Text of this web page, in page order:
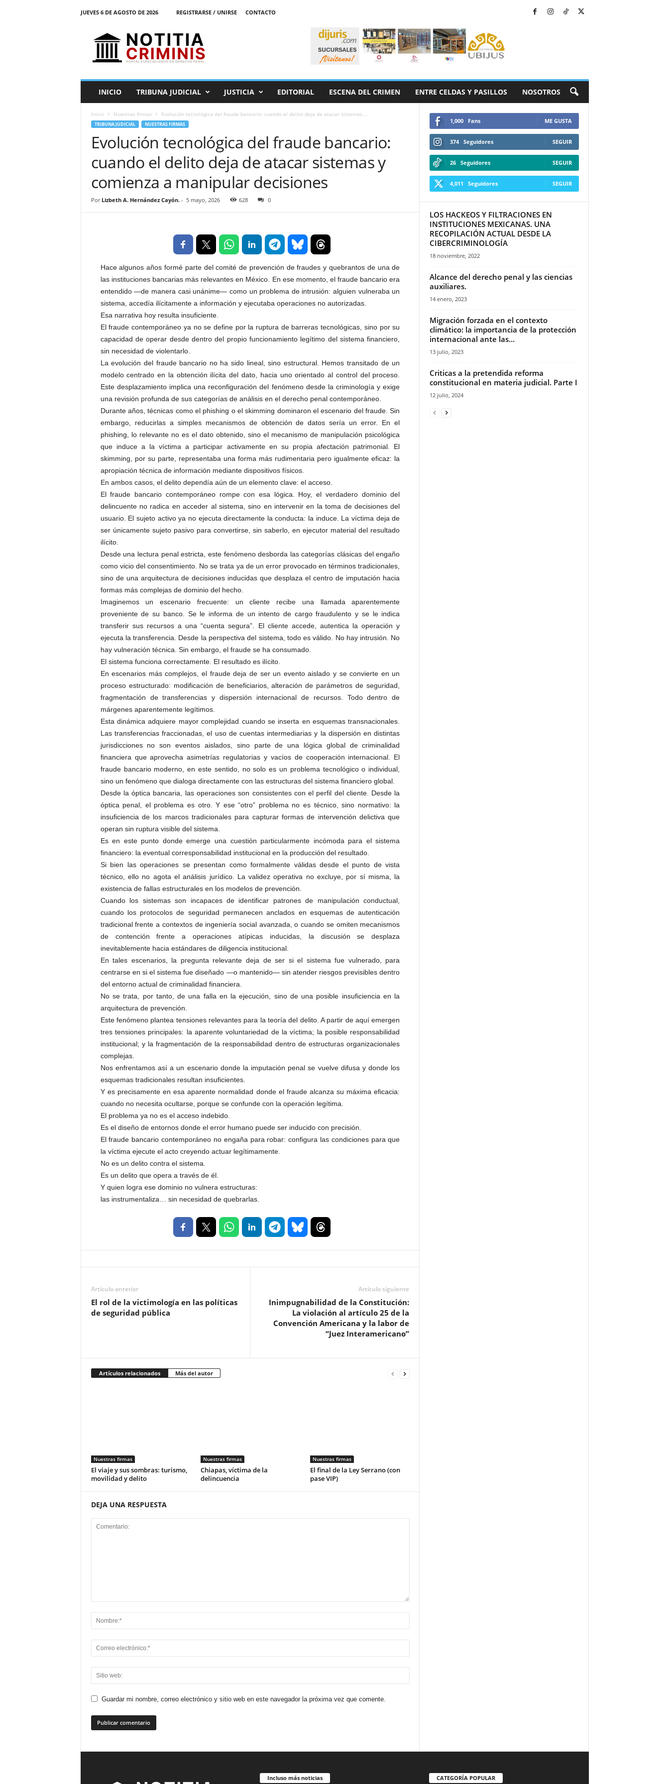
JUEVES 6 DE AGOSTO DE 2026 REGISTRARSE / UNIRSE
CONTACTO
o
INICIO TRIBUNA JUDICIAL JUSTICIA EDITORIAL ESCENA DEL CRIMEN ENTRE CELDAS Y PASILLOS NOSOTROS
Inicio Nuestras firmas Evolución tecnológica del fraude bancario: cuando el delito deja de atacar sistemas...
TRIBUNA JUDICIAL NUESTRAS FIRMAS
Evolución tecnológica del fraude bancario:
cuando el delito deja de atacar sistemas y
comienza a manipular decisiones
Por Lizbeth A. Hernández Cayón.- 5 mayo, 2026 628 0
Hace algunos años formé parte del comité de prevención de fraudes y quebrantos de una de
las instituciones bancarias más relevantes en México. En ese momento, el fraude bancario era
entendido —de manera casi unánime— como un problema de intrusión: alguien vulneraba un
sistema, accedía ilícitamente a información y ejecutaba operaciones no autorizadas.
Esa narrativa hoy resulta insuficiente.
El fraude contemporáneo ya no se define por la ruptura de barreras tecnológicas, sino por su
capacidad de operar desde dentro del propio funcionamiento legítimo del sistema financiero,
sin necesidad de violentarlo.
La evolución del fraude bancario no ha sido lineal, sino estructural. Hemos transitado de un
modelo centrado en la obtención ilícita del dato, hacia uno orientado al control del proceso.
Este desplazamiento implica una reconfiguración del fenómeno desde la criminología y exige
una revisión profunda de sus categorías de análisis en el derecho penal contemporáneo.
Durante años, técnicas como el phishing o el skimming dominaron el escenario del fraude. Sin
embargo, reducirlas a simples mecanismos de obtención de datos sería un error. En el
phishing, lo relevante no es el dato obtenido, sino el mecanismo de manipulación psicológica
que induce a la víctima a participar activamente en su propia afectación patrimonial. El
skimming, por su parte, representaba una forma más rudimentaria pero igualmente eficaz: la
apropiación técnica de información mediante dispositivos físicos.
En ambos casos, el delito dependía aún de un elemento clave: el acceso.
El fraude bancario contemporáneo rompe con esa lógica. Hoy, el verdadero dominio del
delincuente no radica en acceder al sistema, sino en intervenir en la toma de decisiones del
usuario. El sujeto activo ya no ejecuta directamente la conducta: la induce. La víctima deja de
ser únicamente sujeto pasivo para convertirse, sin saberlo, en ejecutor material del resultado
ilícito.
Desde una lectura penal estricta, este fenómeno desborda las categorías clásicas del engaño
como vicio del consentimiento. No se trata ya de un error provocado en términos tradicionales,
sino de una arquitectura de decisiones inducidas que desplaza el centro de imputación hacia
formas más complejas de dominio del hecho.
Imaginemos un escenario frecuente: un cliente recibe una llamada aparentemente
proveniente de su banco. Se le informa de un intento de cargo fraudulento y se le indica
transferir sus recursos a una “cuenta segura”. El cliente accede, autentica la operación y
ejecuta la transferencia. Desde la perspectiva del sistema, todo es válido. No hay intrusión. No
hay vulneración técnica. Sin embargo, el fraude se ha consumado.
El sistema funciona correctamente. El resultado es ilícito.
En escenarios más complejos, el fraude deja de ser un evento aislado y se convierte en un
proceso estructurado: modificación de beneficiarios, alteración de parámetros de seguridad,
fragmentación de transferencias y dispersión internacional de recursos. Todo dentro de
márgenes aparentemente legítimos.
Esta dinámica adquiere mayor complejidad cuando se inserta en esquemas transnacionales.
Las transferencias fraccionadas, el uso de cuentas intermediarias y la dispersión en distintas
jurisdicciones no son eventos aislados, sino parte de una lógica global de criminalidad
financiera que aprovecha asimetrías regulatorias y vacíos de cooperación internacional. El
fraude bancario moderno, en este sentido, no solo es un problema tecnológico o individual,
sino un fenómeno que dialoga directamente con las estructuras del sistema financiero global.
Desde la óptica bancaria, las operaciones son consistentes con el perfil del cliente. Desde la
óptica penal, el problema es otro. Y ese “otro” problema no es técnico, sino normativo: la
insuficiencia de los marcos tradicionales para capturar formas de intervención delictiva que
operan sin ruptura visible del sistema.
Es en este punto donde emerge una cuestión particularmente incómoda para el sistema
financiero: la eventual corresponsabilidad institucional en la producción del resultado.
Si bien las operaciones se presentan como formalmente válidas desde el punto de vista
técnico, ello no agota el análisis jurídico. La validez operativa no excluye, por sí misma, la
existencia de fallas estructurales en los modelos de prevención.
Cuando los sistemas son incapaces de identificar patrones de manipulación conductual,
cuando los protocolos de seguridad permanecen anclados en esquemas de autenticación
tradicional frente a contextos de ingeniería social avanzada, o cuando se omiten mecanismos
de contención frente a operaciones atípicas inducidas, la discusión se desplaza
inevitablemente hacia estándares de diligencia institucional.
En tales escenarios, la pregunta relevante deja de ser si el sistema fue vulnerado, para
centrarse en si el sistema fue diseñado —o mantenido— sin atender riesgos previsibles dentro
del entorno actual de criminalidad financiera.
No se trata, por tanto, de una falla en la ejecución, sino de una posible insuficiencia en la
arquitectura de prevención.
Este fenómeno plantea tensiones relevantes para la teoría del delito. A partir de aquí emergen
tres tensiones principales: la aparente voluntariedad de la víctima; la posible responsabilidad
institucional; y la fragmentación de la responsabilidad dentro de estructuras organizacionales
complejas.
Nos enfrentamos así a un escenario donde la imputación penal se vuelve difusa y donde los
esquemas tradicionales resultan insuficientes.
Y es precisamente en esa aparente normalidad donde el fraude alcanza su máxima eficacia:
cuando no necesita ocultarse, porque se confunde con la operación legítima.
El problema ya no es el acceso indebido.
Es el diseño de entornos donde el error humano puede ser inducido con precisión.
El fraude bancario contemporáneo no engaña para robar: configura las condiciones para que
la víctima ejecute el acto creyendo actuar legítimamente.
No es un delito contra el sistema.
Es un delito que opera a través de él.
Y quien logra ese dominio no vulnera estructuras:
las instrumentaliza… sin necesidad de quebrarlas.
Artículo anterior
El rol de la victimología en las políticas
de seguridad pública
Artículo siguiente
Inimpugnabilidad de la Constitución:
La violación al artículo 25 de la
Convención Americana y la labor de
“Juez Interamericano”
Artículos relacionados Más del autor
Nuestras firmas
El viaje y sus sombras: turismo,
movilidad y delito
Nuestras firmas
Chiapas, víctima de la
delincuencia
Nuestras firmas
El final de la Ley Serrano (con
pase VIP)
DEJA UNA RESPUESTA
Guardar mi nombre, correo electrónico y sitio web en este navegador la próxima vez que comente.
1,000 Fans ME GUSTA
374 Seguidores SEGUIR
26 Seguidores SEGUIR
4,011 Seguidores SEGUIR
LOS HACKEOS Y FILTRACIONES EN
INSTITUCIONES MEXICANAS. UNA
RECOPILACIÓN ACTUAL DESDE LA
CIBERCRIMINOLOGÍA
18 noviembre, 2022
Alcance del derecho penal y las ciencias
auxiliares.
14 enero, 2023
Migración forzada en el contexto
climático: la importancia de la protección
internacional ante las...
13 julio, 2023
Criticas a la pretendida reforma
constitucional en materia judicial. Parte I
12 julio, 2024
Incluso más noticias CATEGORÍA POPULAR